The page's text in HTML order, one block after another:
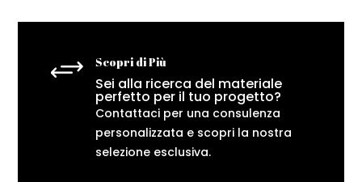
+ Scopri di Più
Sei alla ricerca del materiale
perfetto per il tuo progetto?
Contattaci per una consulenza
personalizzata e scopri la nostra
selezione esclusiva.